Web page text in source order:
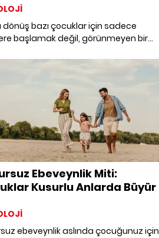
dönüş bazı çocuklar için sadece
başlamak değil, görünmeyen bir
bir zorunluluk, kaybetmeyi ise
yönelmiş bir tehdit gibi gören
iç dünyasında çok daha derin bir
Ebeveynlik Miti:
Kusurlu Anlarda Büyür
ebeveynlik aslında çocuğunuz için